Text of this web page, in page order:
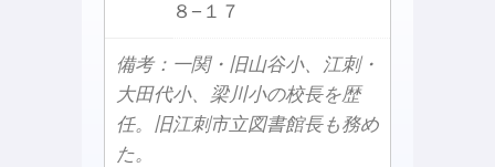
８−１７
備考：一関・旧山谷小、江刺・
大田代小、梁川小の校長を歴
任。旧江刺市立図書館長も務め
た。